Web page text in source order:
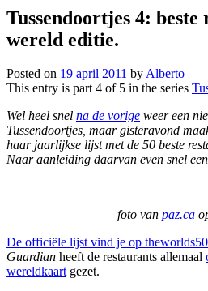
Tussendoortjes 4:
wereld editie.
Posted on 19 april 2011 byAlberto
This entry is part 4 of 5 in the series
Wel heel snel na de vorige weer een
Tussendoortjes, maar gisteravond
haar jaarlijkse lijst met de 50 beste
Naar aanleiding daarvan even snel
foto van paz.ca
De officiële lijst vind je op
Guardian heeft de restaurants allemaal
wereldkaartgezet.